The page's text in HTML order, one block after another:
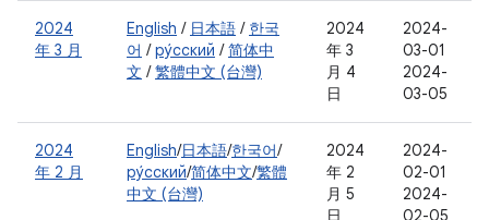
2024
年 3 月
English / 日本語 / 한국
어 /ру́сский /简体中
文 /繁體中文 (台灣)
2024
年 3
月 4
日
2024-
03-01
2024-
03-05
2024
年 2 月
English/日本語/한국어/
ру́сский/简体中文/繁體
中文 (台灣)
2024
年 2
月 5
日
2024-
02-01
2024-
02-05